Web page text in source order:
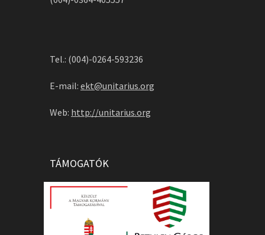
Tel.: (004)-0264-593236
E-mail: ekt@unitarius.org
Web: http://unitarius.org
TÁMOGATÓK